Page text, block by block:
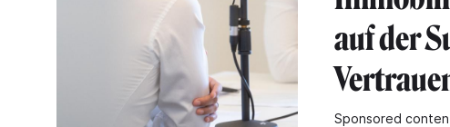
auf der
Sponsored